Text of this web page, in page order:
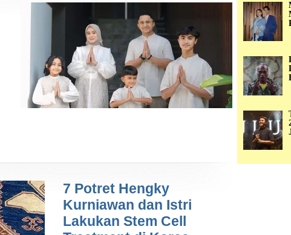
7 Potret Hengky
Kurniawan dan Istri
Lakukan Stem Cell